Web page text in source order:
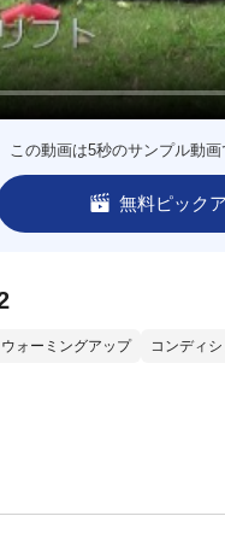
この動画は5秒のサンプル動
無料ピック
ウォーミングアップ コンディ